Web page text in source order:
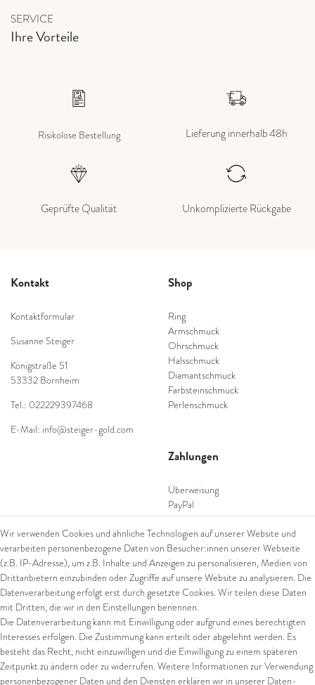
SERVICE
Ihre Vorteile
Risikolose Bestellung Lieferung innerhalb 48h
Geprüfte Qualität Unkomplizierte Rückgabe
Kontakt
Kontaktformular
Susanne Steiger
Königstraße 51
53332 Bornheim
Tel.: 022229397468
E-Mail: info@steiger-gold.com
Shop
Ring
Armschmuck
Ohrschmuck
Halsschmuck
Diamantschmuck
Farbsteinschmuck
Perlenschmuck
Zahlungen
Überweisung
PayPal
SEPA Lastschrift
giropay
Kreditkarte
Versand
UPS
FedEx
Wir verwenden Cookies und ähnliche Technologien auf unserer Website und
verarbeiten personenbezogene Daten von Besucher:innen unserer Webseite
(z.B. IP-Adresse), um z.B. Inhalte und Anzeigen zu personalisieren, Medien von
Drittanbietern einzubinden oder Zugriffe auf unsere Website zu analysieren. Die
Datenverarbeitung erfolgt erst durch gesetzte Cookies. Wir teilen diese Daten
mit Dritten, die wir in den Einstellungen benennen.
Die Datenverarbeitung kann mit Einwilligung oder aufgrund eines berechtigten
Interesses erfolgen. Die Zustimmung kann erteilt oder abgelehnt werden. Es
besteht das Recht, nicht einzuwilligen und die Einwilligung zu einem späteren
Zeitpunkt zu ändern oder zu widerrufen. Weitere Informationen zur Verwendung
personenbezogener Daten und den Diensten erklären wir in unserer Daten­